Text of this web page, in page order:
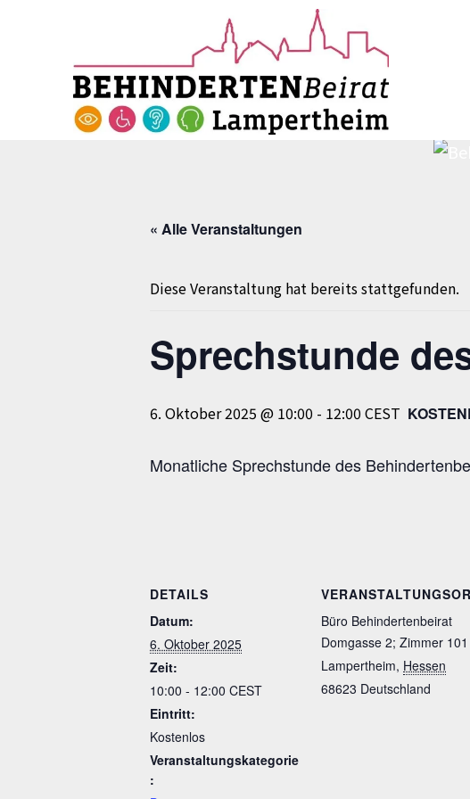
« Alle Veranstaltungen
Diese Veranstaltung hat bereits stattgefunden.
Sprechstunde
6. Oktober 2025 @ 10:00 - 12:00 CEST
Monatliche Sprechstunde des
DETAILS
Datum:
6. Oktober 2025
Zeit:
10:00 - 12:00 CEST
Eintritt:
Kostenlos
Veranstaltungskategorie
:
Büro Behindertenbeirat
Domgasse 2; Zimmer 101
Lampertheim, Hessen
68623 Deutschland